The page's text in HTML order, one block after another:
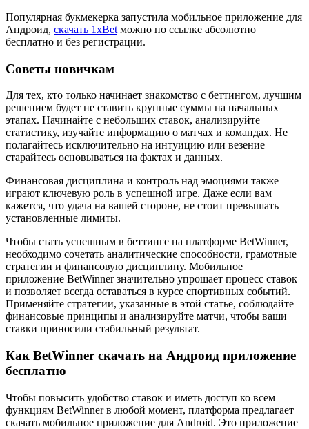
Популярная букмекерка запустила мобильное приложение для
Андроид, скачать 1xBet можно по ссылке абсолютно
бесплатно и без регистрации.
Советы новичкам
Для тех, кто только начинает знакомство с беттингом, лучшим
решением будет не ставить крупные суммы на начальных
этапах. Начинайте с небольших ставок, анализируйте
статистику, изучайте информацию о матчах и командах. Не
полагайтесь исключительно на интуицию или везение –
старайтесь основываться на фактах и данных.
Финансовая дисциплина и контроль над эмоциями также
играют ключевую роль в успешной игре. Даже если вам
кажется, что удача на вашей стороне, не стоит превышать
установленные лимиты.
Чтобы стать успешным в беттинге на платформе BetWinner,
необходимо сочетать аналитические способности, грамотные
стратегии и финансовую дисциплину. Мобильное
приложение BetWinner значительно упрощает процесс ставок
и позволяет всегда оставаться в курсе спортивных событий.
Применяйте стратегии, указанные в этой статье, соблюдайте
финансовые принципы и анализируйте матчи, чтобы ваши
ставки приносили стабильный результат.
Как BetWinner скачать на Андроид приложение
бесплатно
Чтобы повысить удобство ставок и иметь доступ ко всем
функциям BetWinner в любой момент, платформа предлагает
скачать мобильное приложение для Android. Это приложение